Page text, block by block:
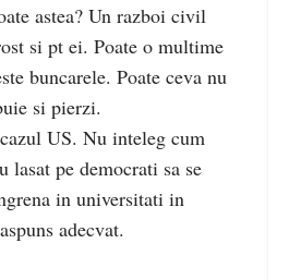
astea? Un razboi civil
si pt ei. Poate o multime
buncarele. Poate ceva nu
si pierzi.
US. Nu inteleg cum
lasat pe democrati sa se
in universitati in
adecvat.